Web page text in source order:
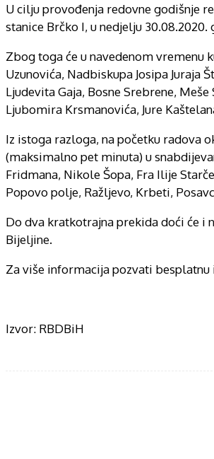
U cilju provođenja redovne godišnje
stanice Brčko I, u nedjelju
Zbog toga će u navedenom
Uzunovića, Nadbiskupa Josipa
Ljudevita Gaja, Bosne Srebrene,
Ljubomira Krsmanovića, Jure
Iz istoga razloga, na početku radova
(maksimalno pet minuta) u
Fridmana, Nikole Šopa, Fra Ilije
Popovo polje, Ražljevo, Krbeti,
Do dva kratkotrajna prekida doći će i
Bijeljine.
Za više informacija pozvati
Izvor: RBDBiH